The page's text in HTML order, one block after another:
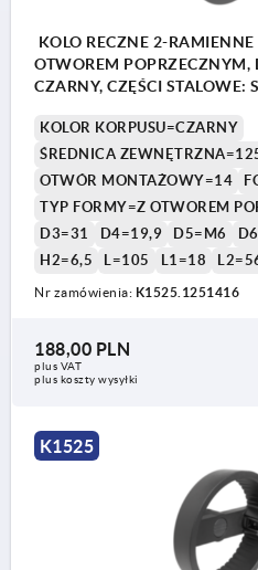
KOLO RECZNE 2-
OTWOREM
CZARNY, CZĘŚCI STALOWE:
KOLOR KORPUSU=CZARNY
ŚREDNICA
OTWÓR MONTAŻOWY=14
TYP FORMY=Z OTWOREM
D3=31
D4=19,9 D5=M6
H2=6,5
L=105 L1=18
Nr zamówienia: K1525.1251416
188,00 PLN
plus VAT
plus koszty wysyłki
K1525